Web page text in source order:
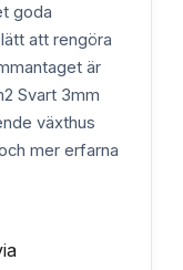
goda
att rengöra
är
Svart 3mm
växthus
mer erfarna